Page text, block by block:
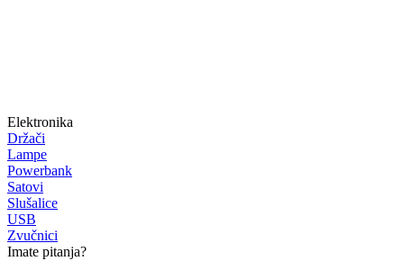
Elektronika
Držači
Lampe
Powerbank
Satovi
Slušalice
USB
Zvučnici
Imate pitanja?